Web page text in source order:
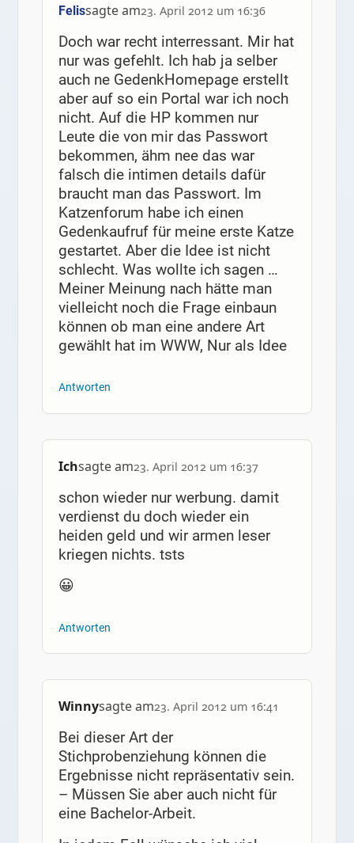
Felissagte am23. April 2012 um 16:36
Doch war recht interressant. Mir hat
nur was gefehlt. Ich hab ja selber
auch ne GedenkHomepage erstellt
aber auf so ein Portal war ich noch
nicht. Auf die HP kommen nur
Leute die von mir das Passwort
bekommen, ähm nee das war
falsch die intimen details dafür
braucht man das Passwort. Im
Katzenforum habe ich einen
Gedenkaufruf für meine erste Katze
gestartet. Aber die Idee ist nicht
schlecht. Was wollte ich sagen …
Meiner Meinung nach hätte man
vielleicht noch die Frage einbaun
können ob man eine andere Art
gewählt hat im WWW, Nur als Idee
Antworten
Ichsagte am23. April 2012 um 16:37
schon wieder nur werbung. damit
verdienst du doch wieder ein
heiden geld und wir armen leser
kriegen nichts. tsts
😀
Antworten
Winnysagte am23. April 2012 um 16:41
Bei dieser Art der
Stichprobenziehung können die
Ergebnisse nicht repräsentativ sein.
– Müssen Sie aber auch nicht für
eine Bachelor-Arbeit.